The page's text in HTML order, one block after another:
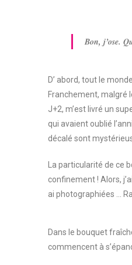
Bon, j’ose.
D’ abord, tout le
Franchement, malgré
J+2, m’est livré un
qui avaient oublié
décalé sont
La particularité de ce
confinement ! Alors,
ai photographiées …
Dans le bouquet
commencent à